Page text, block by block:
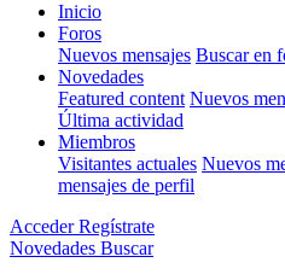
Inicio
Foros
Nuevos mensajes Buscar en
Novedades
Featured content Nuevos
Última actividad
Miembros
Visitantes actuales Nuevos
mensajes de perfil
Acceder Regístrate
Novedades Buscar